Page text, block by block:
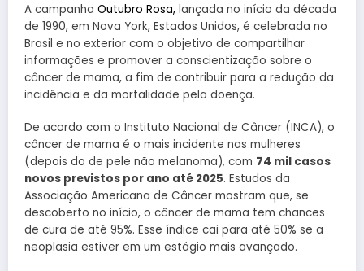
A campanha Outubro Rosa, lançada no início da década
de 1990, em Nova York, Estados Unidos, é celebrada no
Brasil e no exterior com o objetivo de compartilhar
informações e promover a conscientização sobre o
câncer de mama, a fim de contribuir para a redução da
incidência e da mortalidade pela doença.
De acordo com o Instituto Nacional de Câncer (INCA), o
câncer de mama é o mais incidente nas mulheres
(depois do de pele não melanoma), com 74 mil casos
novos previstos por ano até 2025. Estudos da
Associação Americana de Câncer mostram que, se
descoberto no início, o câncer de mama tem chances
de cura de até 95%. Esse índice cai para até 50% se a
neoplasia estiver em um estágio mais avançado.